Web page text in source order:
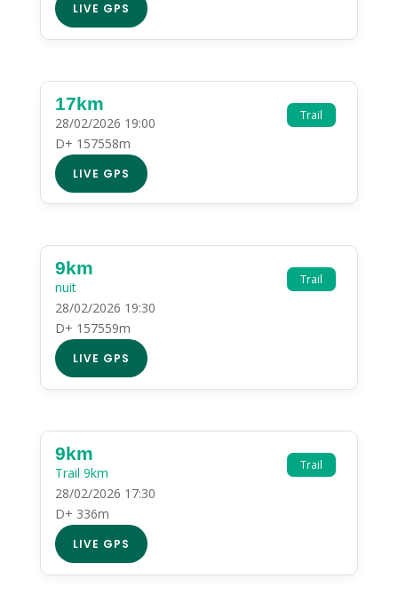
LIVE GPS
Trail
17km
28/02/2026 19:00
D+ 157558m
LIVE GPS
Trail
9km
nuit
28/02/2026 19:30
D+ 157559m
LIVE GPS
Trail
9km
Trail 9km
28/02/2026 17:30
D+ 336m
LIVE GPS